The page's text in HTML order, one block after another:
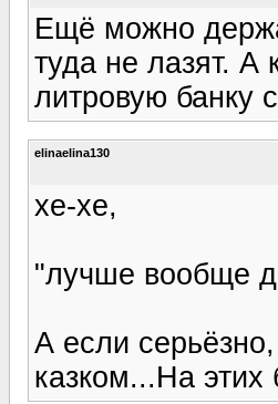
Ещё можно
туда не лазят. А
литровую банку
elinaelina130
хе-хе,
"лучше вообще
А если
казком...На этих